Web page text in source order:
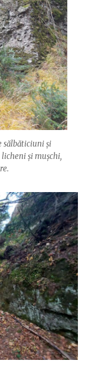
sălbăticiuni și
și mușchi,